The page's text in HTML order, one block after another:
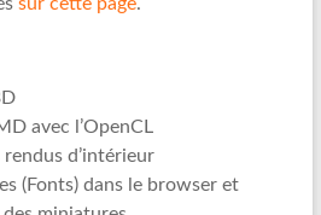
avec l’OpenCL
d’intérieur
(Fonts) dans le browser et